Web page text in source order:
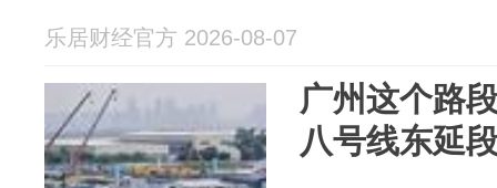
乐居财经官方 2026-08-07
广州这个路
八号线东延